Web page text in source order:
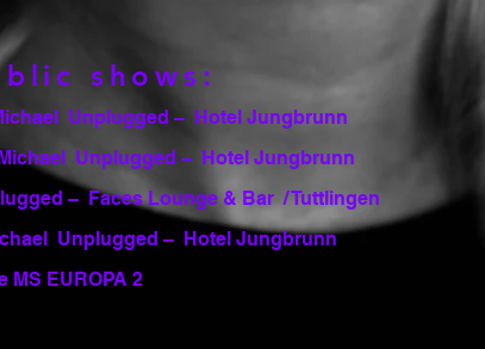
shows:
Unplugged – Hotel Jungbrunn
Unplugged – Hotel Jungbrunn
– Faces Lounge & Bar / Tuttlingen
Unplugged – Hotel Jungbrunn
MS EUROPA 2